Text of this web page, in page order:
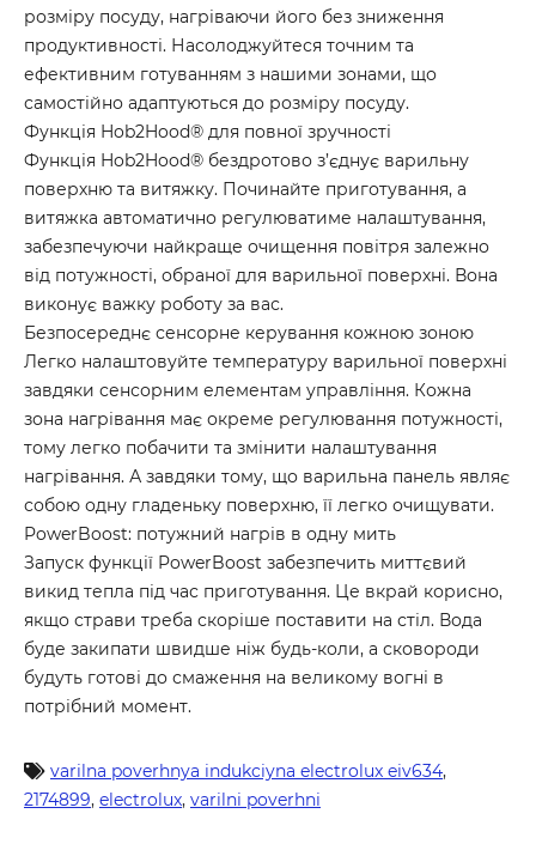
розміру посуду, нагріваючи його без зниження
продуктивності. Насолоджуйтеся точним та
ефективним готуванням з нашими зонами, що
самостійно адаптуються до розміру посуду.
Функція Hob2Hood® для повної зручності
Функція Hob2Hood® бездротово з’єднує варильну
поверхню та витяжку. Починайте приготування, а
витяжка автоматично регулюватиме налаштування,
забезпечуючи найкраще очищення повітря залежно
від потужності, обраної для варильної поверхні. Вона
виконує важку роботу за вас.
Безпосереднє сенсорне керування кожною зоною
Легко налаштовуйте температуру варильної поверхні
завдяки сенсорним елементам управління. Кожна
зона нагрівання має окреме регулювання потужності,
тому легко побачити та змінити налаштування
нагрівання. А завдяки тому, що варильна панель являє
собою одну гладеньку поверхню, її легко очищувати.
PowerBoost: потужний нагрів в одну мить
Запуск функції PowerBoost забезпечить миттєвий
викид тепла під час приготування. Це вкрай корисно,
якщо страви треба скоріше поставити на стіл. Вода
буде закипати швидше ніж будь-коли, а сковороди
будуть готові до смаження на великому вогні в
потрібний момент.
varilna poverhnya indukciyna electrolux eiv634,
2174899, electrolux, varilni poverhni